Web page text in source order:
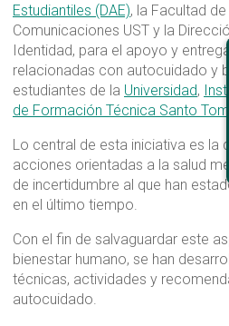
Intranet Docente
Egresados
Alumnos
Admisión
Chat
Estudiantiles (DAE), la Facultad
Comunicaciones UST y la
Identidad, para el apoyo y
relacionadas con autocuidado y
estudiantes de la Universidad,
de Formación Técnica Santo
Lo central de esta iniciativa es la
acciones orientadas a la salud
de incertidumbre al que han
en el último tiempo.
Con el fin de salvaguardar este
bienestar humano, se han
técnicas, actividades y
autocuidado.